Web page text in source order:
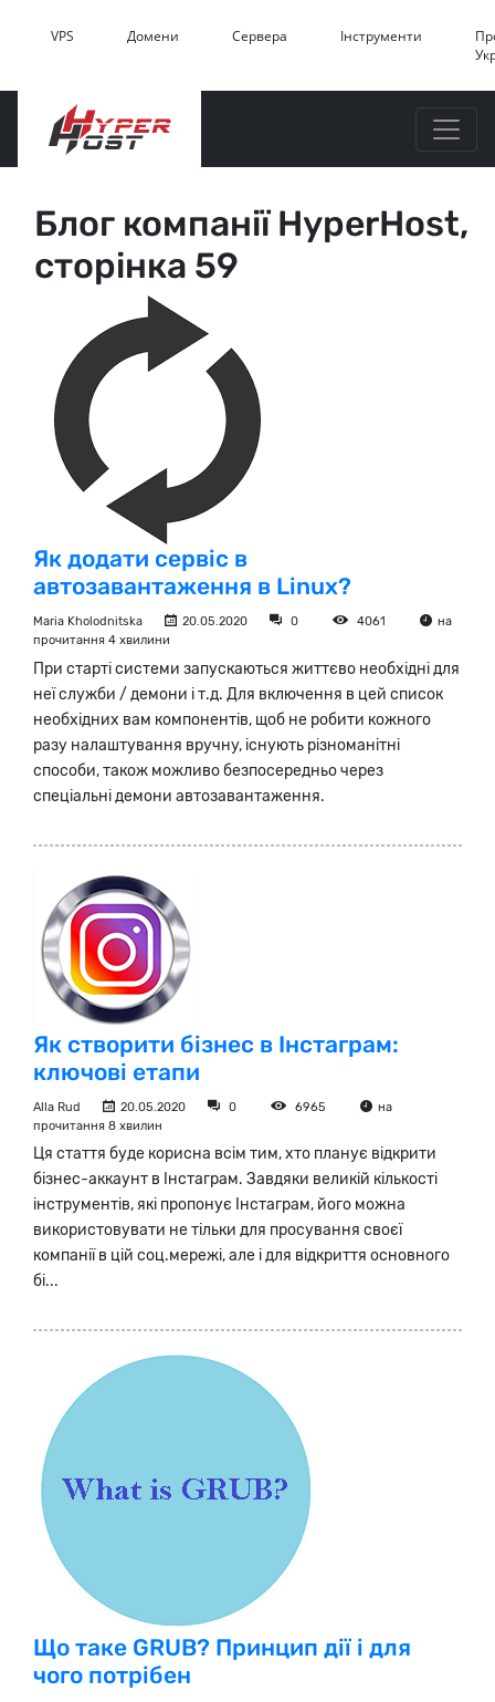
VPS Домени Сервера Інструменти
Блог компанії HyperHost,
сторінка 59
Як додати сервіс в
автозавантаження в Linux?
Maria Kholodnitska 20.05.2020 0 4061
на
прочитання 4 хвилини
При старті системи запускаються життєво необхідні для
неї служби / демони і т.д. Для включення в цей список
необхідних вам компонентів, щоб не робити кожного
разу налаштування вручну, існують різноманітні
способи, також можливо безпосередньо через
спеціальні демони автозавантаження.
Як створити бізнес в Інстаграм:
ключові етапи
Alla Rud 20.05.2020 0 6965
на
прочитання 8 хвилин
Ця стаття буде корисна всім тим, хто планує відкрити
бізнес-аккаунт в Інстаграм. Завдяки великій кількості
інструментів, які пропонує Інстаграм, його можна
використовувати не тільки для просування своєї
компанії в цій соц.мережі, але і для відкриття основного
бі...
Що таке GRUB? Принцип дії і для
чого потрібен